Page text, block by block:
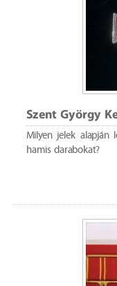
Szent György
Milyen jelek alapján
hamis darabokat?